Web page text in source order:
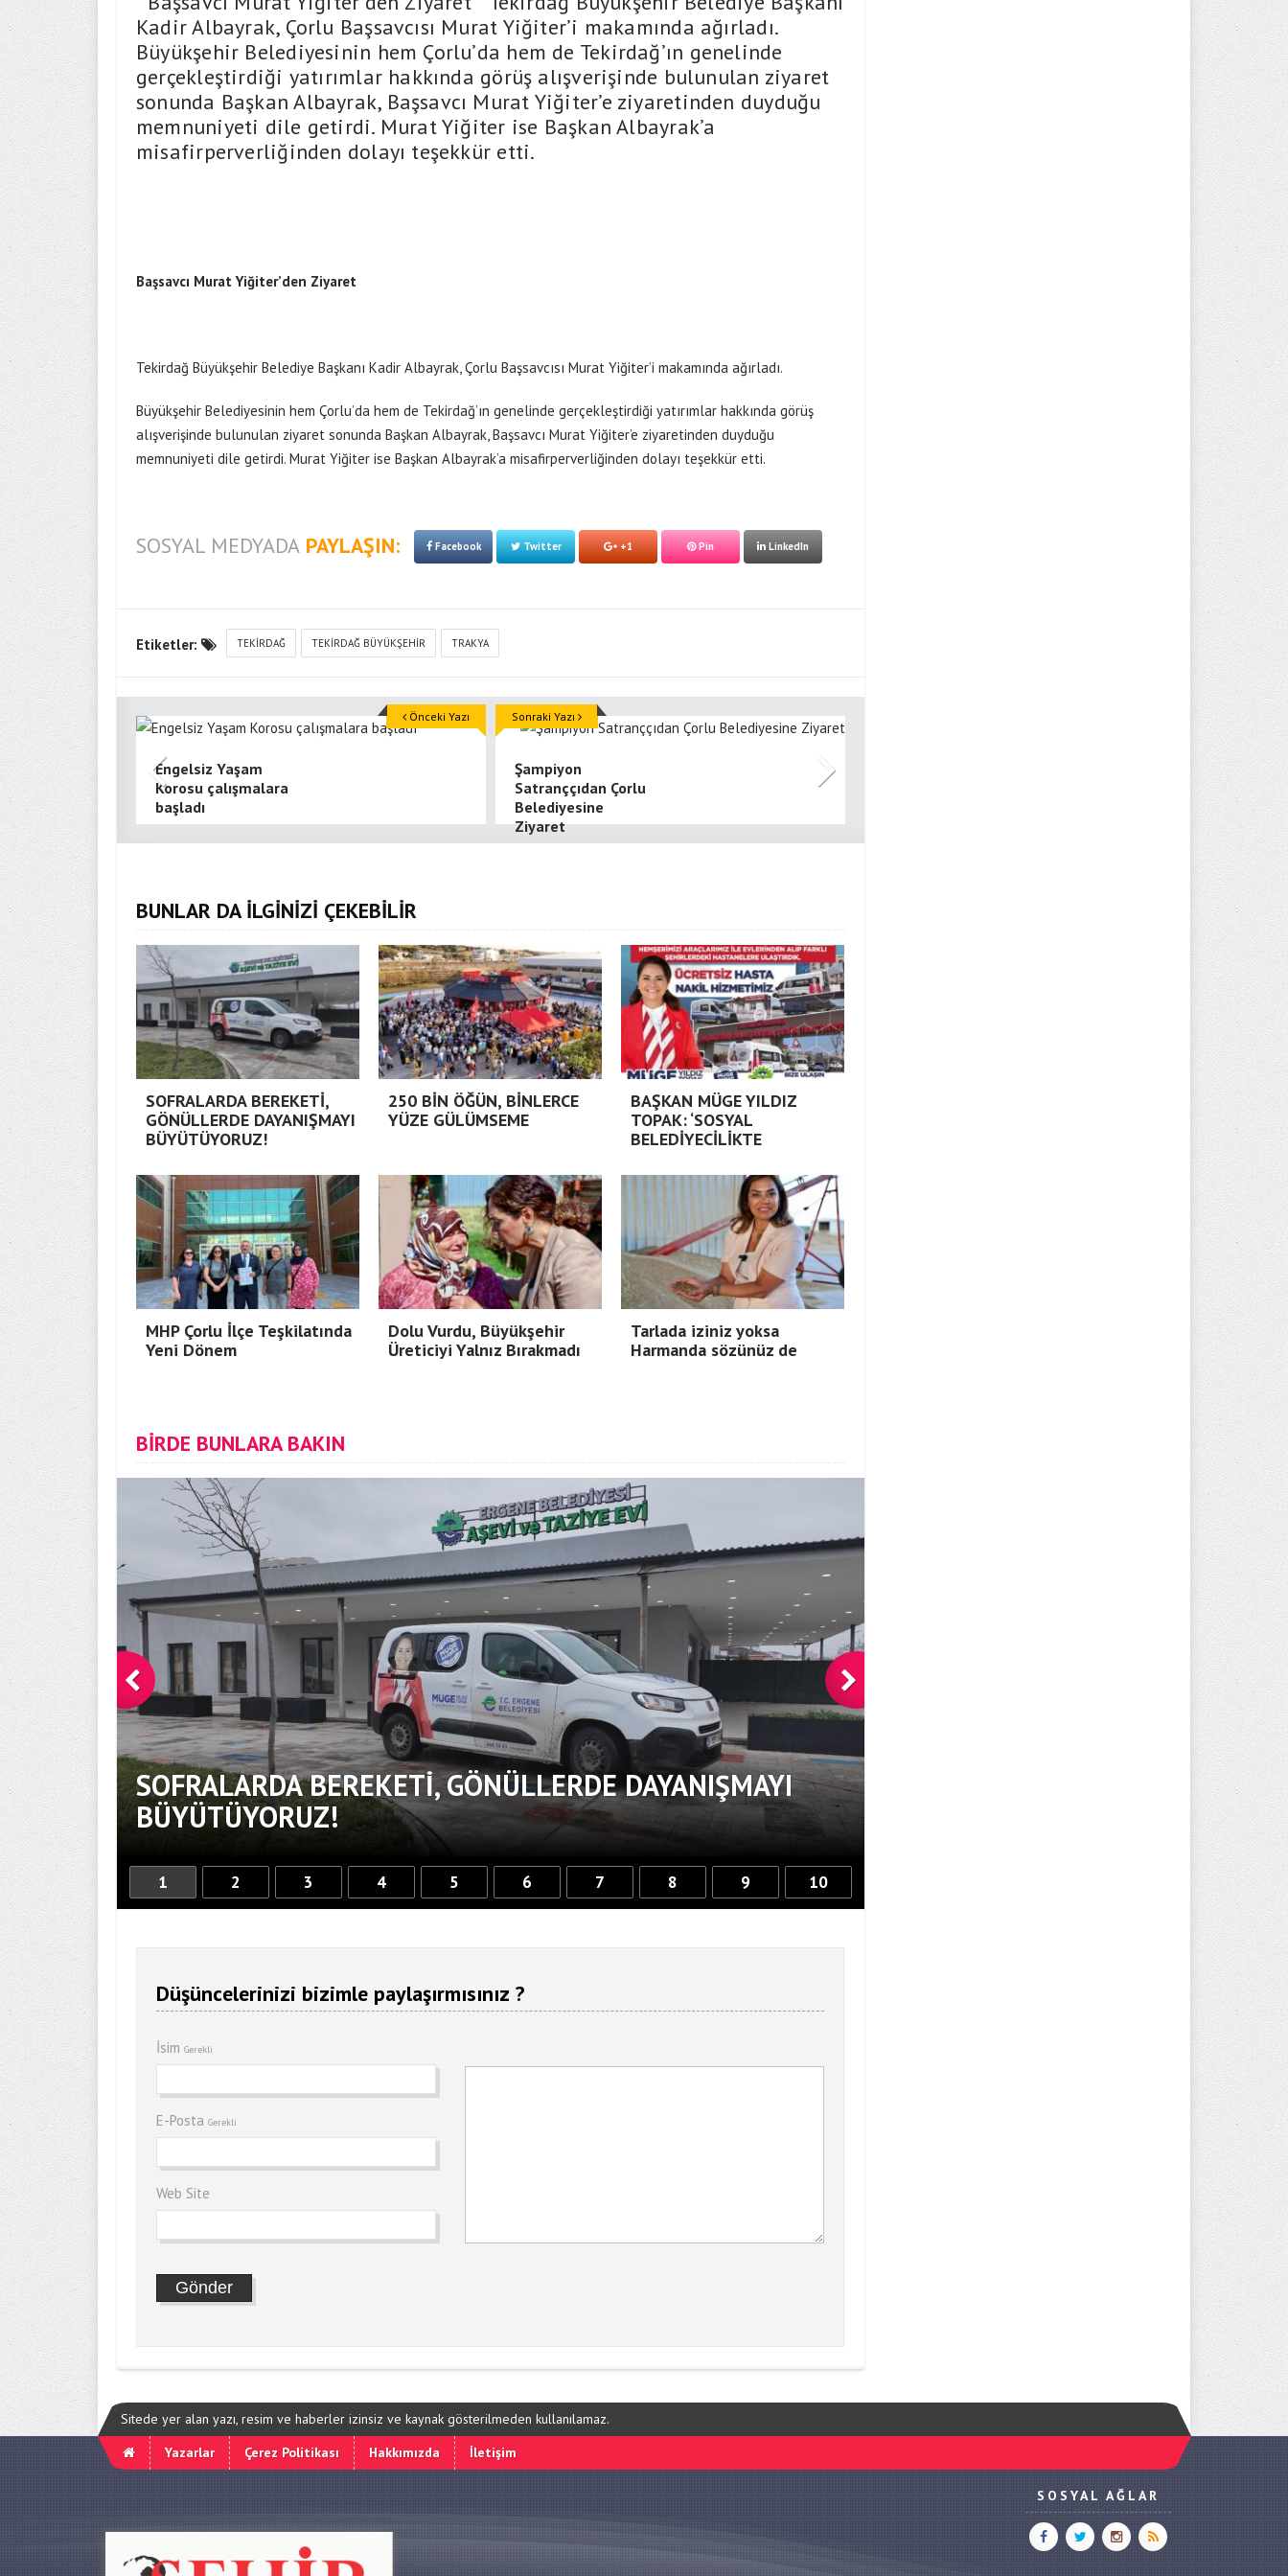
Kadir Albayrak, Çorlu Başsavcısı Murat Yiğiter’i makamında ağırladı.
Büyükşehir Belediyesinin hem Çorlu’da hem de Tekirdağ’ın genelinde
gerçekleştirdiği yatırımlar hakkında görüş alışverişinde bulunulan ziyaret
sonunda Başkan Albayrak, Başsavcı Murat Yiğiter’e ziyaretinden duyduğu
memnuniyeti dile getirdi. Murat Yiğiter ise Başkan Albayrak’a
misafirperverliğinden dolayı teşekkür etti.
Başsavcı Murat Yiğiter’den Ziyaret
Tekirdağ Büyükşehir Belediye Başkanı Kadir Albayrak, Çorlu Başsavcısı Murat Yiğiter’i makamında ağırladı.
Büyükşehir Belediyesinin hem Çorlu’da hem de Tekirdağ’ın genelinde gerçekleştirdiği yatırımlar hakkında görüş
alışverişinde bulunulan ziyaret sonunda Başkan Albayrak, Başsavcı Murat Yiğiter’e ziyaretinden duyduğu
memnuniyeti dile getirdi. Murat Yiğiter ise Başkan Albayrak’a misafirperverliğinden dolayı teşekkür etti.
SOSYAL MEDYADA PAYLAŞIN: Facebook Twitter +1 Pin LinkedIn
Etiketler: TEKIRDAĞ TEKIRDAĞ BÜYÜKŞEHIR TRAKYA
Engelsiz Yaşam
Korosu çalışmalara
başladı
Önceki Yazı
Şampiyon
Satranççıdan Çorlu
Belediyesine
Ziyaret
Sonraki Yazı
BUNLAR DA İLGİNİZİ ÇEKEBİLİR
SOFRALARDA BEREKETİ,
GÖNÜLLERDE DAYANIŞMAYI
BÜYÜTÜYORUZ!
250 BİN ÖĞÜN, BİNLERCE
YÜZE GÜLÜMSEME
BAŞKAN MÜGE YILDIZ
TOPAK: ‘SOSYAL
BELEDİYECİLİKTE
MHP Çorlu İlçe Teşkilatında
Yeni Dönem
Dolu Vurdu, Büyükşehir
Üreticiyi Yalnız Bırakmadı
Tarlada iziniz yoksa
Harmanda sözünüz de
BİRDE BUNLARA BAKIN
SOFRALARDA BEREKETİ, GÖNÜLLERDE DAYANIŞMAYI
BÜYÜTÜYORUZ!
250 BİN ÖĞÜN, BİNLERCE
1 2 3 4 5 6 7 8 9 10
Düşüncelerinizi bizimle paylaşırmısınız ?
İsim Gerekli
E-Posta Gerekli
Web Site
Sitede yer alan yazı, resim ve haberler izinsiz ve kaynak gösterilmeden kullanılamaz.
Yazarlar
Çerez Politikası Hakkımızda İletişim
SOSYAL AĞLAR